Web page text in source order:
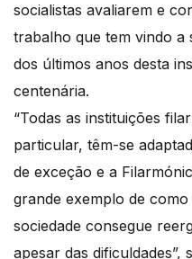
socialistas avaliarem e
trabalho que tem vindo a
dos últimos anos desta
centenária.
“Todas as instituições
particular, têm-se
de exceção e a
grande exemplo de como
sociedade consegue
apesar das dificuldades”,